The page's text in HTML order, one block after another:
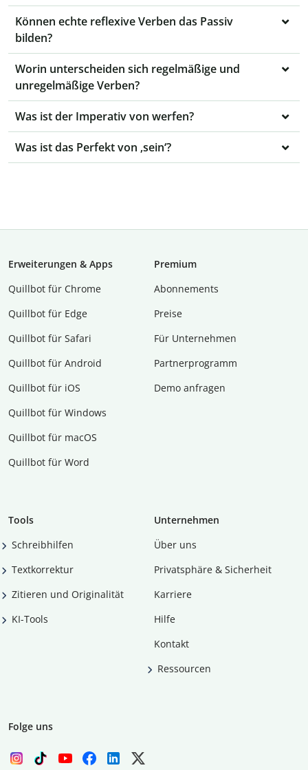
Können echte reflexive Verben das Passiv
bilden?
Worin unterscheiden sich regelmäßige und
unregelmäßige Verben?
Was ist der Imperativ von werfen?
Was ist das Perfekt von ‚sein‘?
Erweiterungen & Apps
Quillbot für Chrome
Quillbot für Edge
Quillbot für Safari
Quillbot für Android
Quillbot für iOS
Quillbot für Windows
Quillbot für macOS
Quillbot für Word
Premium
Abon­ne­ments
Preise
Für Unternehmen
Partnerprogramm
Demo anfragen
Tools
Schreibhilfen
Textkorrektur
Zitieren und Originalität
KI-Tools
Unternehmen
Über uns
Privatsphäre & Sicherheit
Karriere
Hilfe
Kontakt
Ressourcen
Folge uns